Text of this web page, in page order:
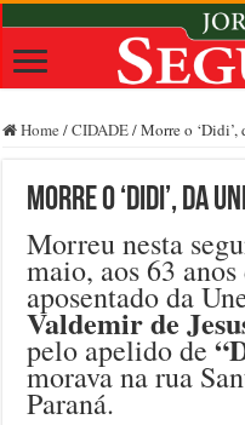
Home /CIDADE/Morre o ‘Didi’,
Morre o ‘Didi’, da
Morreu nesta
maio, aos 63
aposentado da
Valdemir de
pelo apelido de
morava na rua
Paraná.